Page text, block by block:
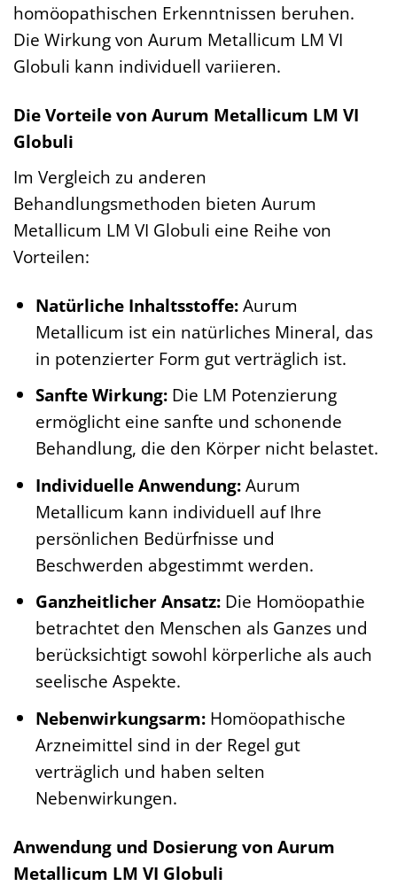
homöopathischen Erkenntnissen beruhen.
Die Wirkung von Aurum Metallicum LM VI
Globuli kann individuell variieren.
Die Vorteile von Aurum Metallicum LM VI
Globuli
Im Vergleich zu anderen
Behandlungsmethoden bieten Aurum
Metallicum LM VI Globuli eine Reihe von
Vorteilen:
Natürliche Inhaltsstoffe:Aurum
Metallicum ist ein natürliches Mineral, das
in potenzierter Form gut verträglich ist.
Sanfte Wirkung:Die LM Potenzierung
ermöglicht eine sanfte und schonende
Behandlung, die den Körper nicht belastet.
Individuelle Anwendung:Aurum
Metallicum kann individuell auf Ihre
persönlichen Bedürfnisse und
Beschwerden abgestimmt werden.
Ganzheitlicher Ansatz:Die Homöopathie
betrachtet den Menschen als Ganzes und
berücksichtigt sowohl körperliche als auch
seelische Aspekte.
Nebenwirkungsarm:Homöopathische
Arzneimittel sind in der Regel gut
verträglich und haben selten
Nebenwirkungen.
Anwendung und Dosierung von Aurum
Metallicum LM VI Globuli